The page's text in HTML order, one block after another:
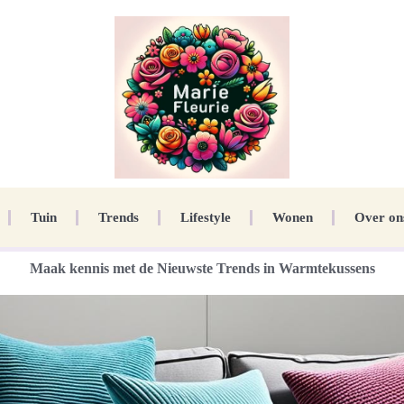
Tuin Trends Lifestyle Wonen Over
Maak kennis met de Nieuwste Trends in Warmtekussens